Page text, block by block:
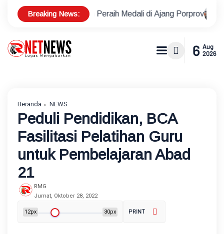
Breaking News:
Peraih Medali di Ajang Porprov Polsek Metro
6 Aug
2026
Beranda NEWS
Peduli Pendidikan, BCA
Fasilitasi Pelatihan Guru
untuk Pembelajaran Abad
21
RMG
Jumat, Oktober 28, 2022
12px 30px PRINT